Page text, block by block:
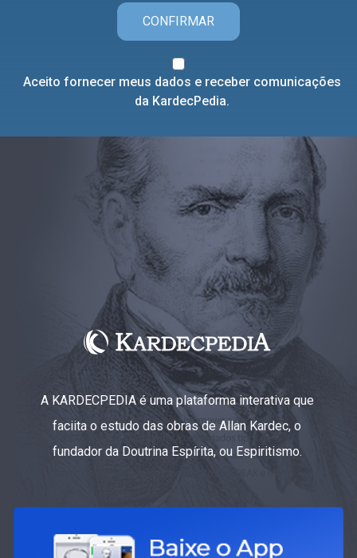
CONFIRMAR
Aceito fornecer meus dados e receber comunicações
da KardecPedia.
A KARDECPEDIA é uma plataforma interativa que
faciita o estudo das obras de Allan Kardec, o
fundador da Doutrina Espírita, ou Espiritismo.